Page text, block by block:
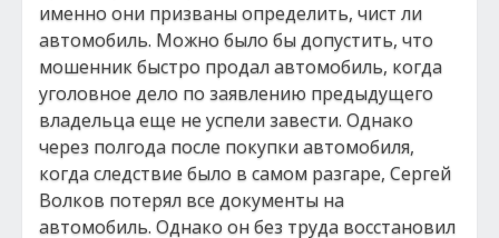
именно они призваны определить, чист ли
автомобиль. Можно было бы допустить, что
мошенник быстро продал автомобиль, когда
уголовное дело по заявлению предыдущего
владельца еще не успели завести. Однако
через полгода после покупки автомобиля,
когда следствие было в самом разгаре, Сергей
Волков потерял все документы на
автомобиль. Однако он без труда восстановил